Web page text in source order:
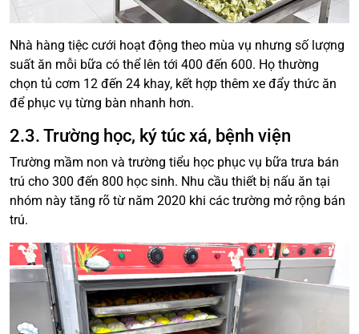
Nhà hàng tiệc cưới hoạt động theo mùa vụ nhưng số lượng
suất ăn mỗi bữa có thể lên tới 400 đến 600. Họ thường
chọn tủ cơm 12 đến 24 khay, kết hợp thêm xe đẩy thức ăn
để phục vụ từng bàn nhanh hơn.
2.3. Trường học, ký túc xá, bệnh viện
Trường mầm non và trường tiểu học phục vụ bữa trưa bán
trú cho 300 đến 800 học sinh. Nhu cầu thiết bị nấu ăn tại
nhóm này tăng rõ từ năm 2020 khi các trường mở rộng bán
trú.